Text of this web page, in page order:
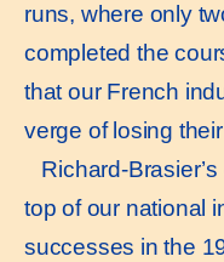
runs, where only
completed the
that our French
verge of losing
Richard-
top of our national
successes in the